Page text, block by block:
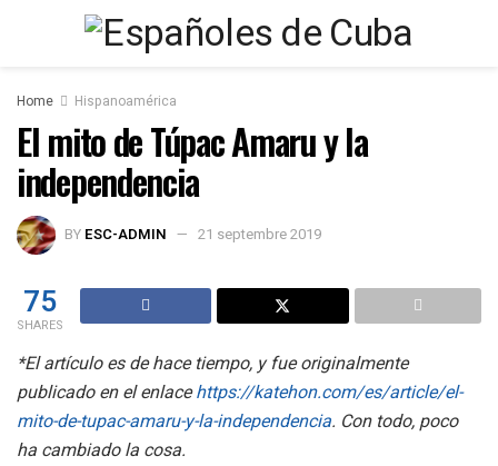
Home Hispanoamérica
El mito de Túpac Amaru y la
independencia
BY ESC-ADMIN 21 septembre 2019
75
SHARES
*El artículo es de hace tiempo, y fue originalmente
publicado en el enlacehttps://katehon.com/es/article/el-
mito-de-tupac-amaru-y-la-independencia. Con todo, poco
ha cambiado la cosa.